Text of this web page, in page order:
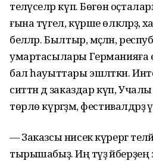
теләүселәр күп. Бөгөн
ғына түгел, күрше өлкәләрҙә,
беләләр. Былтыр, мәҫәлән,
умартасылары Германияға
бал һауыттары эшләткән.
ситтән дә заказдар күп, Учалы
төрлө күргәҙмә,
— Заказсы нисек күрергә
тырышабыҙ. Иң тәүҙә